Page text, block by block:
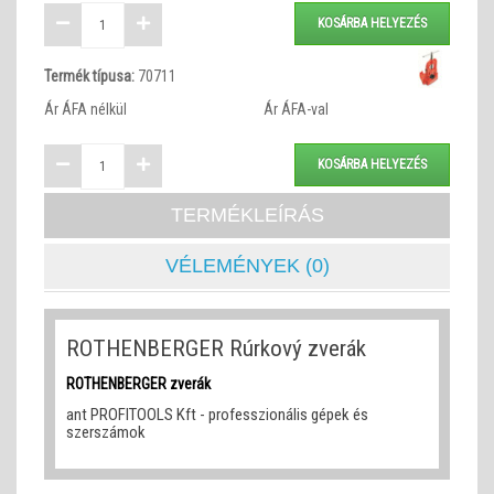
KOSÁRBA HELYEZÉS
Termék típusa: 70711
Ár ÁFA nélkül
Ár ÁFA-val
KOSÁRBA HELYEZÉS
TERMÉKLEÍRÁS
VÉLEMÉNYEK (0)
ROTHENBERGER Rúrkový zverák
ROTHENBERGER zverák
ant PROFITOOLS Kft - professzionális gépek és
szerszámok